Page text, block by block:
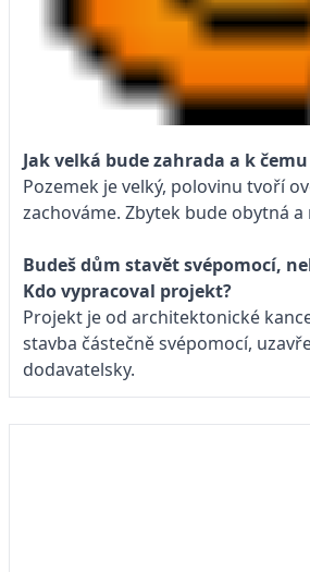
Jak velká bude zahrada a k
Pozemek je velký, polovinu tvoří
zachováme. Zbytek bude obytná a
Budeš dům stavět svépomocí,
Kdo vypracoval projekt?
Projekt je od architektonické
stavba částečně svépomocí,
dodavatelsky.